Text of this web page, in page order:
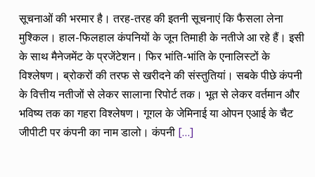
सूचनाओं की भरमार है। तरह-तरह की इतनी सूचनाएं कि फैसला लेना
मुश्किल। हाल-फिलहाल कंपनियों के जून तिमाही के नतीजे आ रहे हैं। इसी
के साथ मैनेजमेंट के प्रजेंटेशन। फिर भांति-भांति के एनालिस्टों के
विश्लेषण। ब्रोकरों की तरफ से खरीदने की संस्तुतियां। सबके पीछे कंपनी
के वित्तीय नतीजों से लेकर सालाना रिपोर्ट तक। भूत से लेकर वर्तमान और
भविष्य तक का गहरा विश्लेषण। गूगल के जेमिनाई या ओपन एआई के चैट
जीपीटी पर कंपनी का नाम डालो। कंपनी […]